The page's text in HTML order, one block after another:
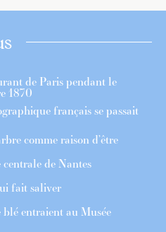
de Paris pendant le
1870
français se passait
comme raison d’être
de Nantes
fait saliver
entraient au Musée